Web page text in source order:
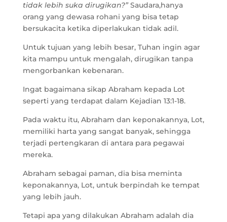
tidak lebih suka dirugikan?”Saudara,hanya
orang yang dewasa rohani yang bisa tetap
bersukacita ketika diperlakukan tidak adil.
Untuk tujuan yang lebih besar, Tuhan ingin agar
kita mampu untuk mengalah, dirugikan tanpa
mengorbankan kebenaran.
Ingat bagaimana sikap Abraham kepada Lot
seperti yang terdapat dalam Kejadian 13:1-18.
Pada waktu itu, Abraham dan keponakannya, Lot,
memiliki harta yang sangat banyak, sehingga
terjadi pertengkaran di antara para pegawai
mereka.
Abraham sebagai paman, dia bisa meminta
keponakannya, Lot, untuk berpindah ke tempat
yang lebih jauh.
Tetapi apa yang dilakukan Abraham adalah dia